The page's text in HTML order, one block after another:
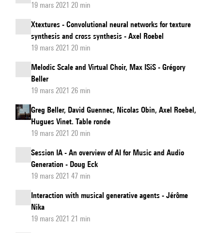
19 mars 2021 20 min
Xtextures - Convolutional neural networks for texture
synthesis and cross synthesis - Axel Roebel
19 mars 2021 20 min
Melodic Scale and Virtual Choir, Max ISiS - Grégory
Beller
19 mars 2021 26 min
Greg Beller, David Guennec, Nicolas Obin, Axel Roebel,
Hugues Vinet. Table ronde
19 mars 2021 20 min
Session IA - An overview of AI for Music and Audio
Generation - Doug Eck
19 mars 2021 47 min
Interaction with musical generative agents - Jérôme
Nika
19 mars 2021 21 min